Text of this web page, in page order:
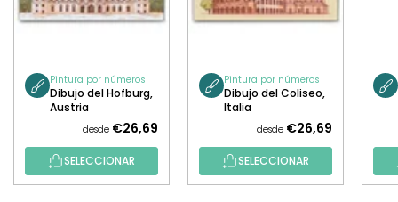
Pintura por números
Dibujo del Hofburg,
Austria
desde €26,69
SELECCIONAR
Pintura por números
Dibujo del Coliseo,
Italia
desde €26,69
SELECCIONAR